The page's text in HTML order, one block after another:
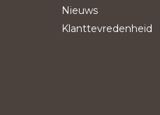
Nieuws
Klanttevredenheid